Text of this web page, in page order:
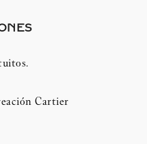
Cartier